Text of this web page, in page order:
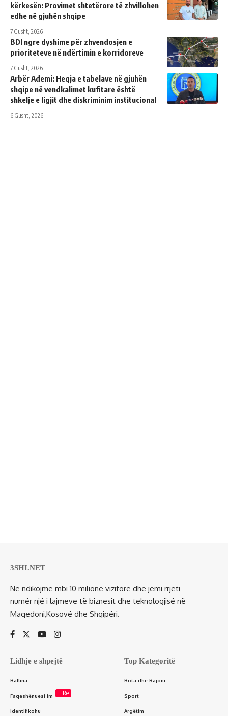
kërkesën: Provimet shtetërore të zhvillohen
edhe në gjuhën shqipe
7 Gusht, 2026
BDI ngre dyshime për zhvendosjen e
prioriteteve në ndërtimin e korridoreve
7 Gusht, 2026
Arbër Ademi: Heqja e tabelave në gjuhën
shqipe në vendkalimet kufitare është
shkelje e ligjit dhe diskriminim institucional
6 Gusht, 2026
3SHI.NET
Ne ndikojmë mbi 10 milionë vizitorë dhe jemi rrjeti
numër një i lajmeve të biznesit dhe teknologjisë në
Maqedoni,Kosovë dhe Shqipëri.
Lidhje e shpejtë
Ballina
Faqeshënuesi im E Re
Identifikohu
Top Kategoritë
Bota dhe Rajoni
Sport
Argëtim